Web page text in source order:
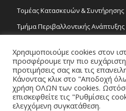
Τομέας Κατασκευών & Συντήρησης
Τμήμα Περιβαλλοντικής Ανάπτυξης
Τομέας Γραμμάτων και Τεχνών
Τροχονομία
Χρησιμοποιούμε cookies στον
προσφέρουμε την πιο
προτιμήσεις σας και τις
Κάνοντας κλικ στο "Αποδοχή
χρήση ΟΛΩΝ των cookies.
επισκεφθείτε τις "Ρυθμίσεις
ελεγχόμενη συγκατάθεση.